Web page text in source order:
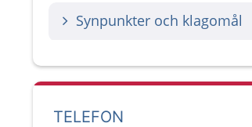
Synpunkter och klagomål
TELEFON